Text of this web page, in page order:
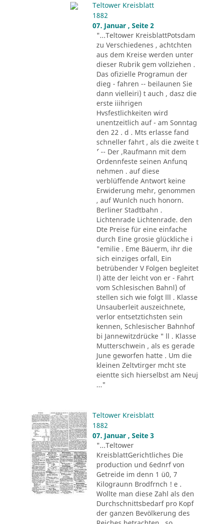
Teltower Kreisblatt
1882
07. Januar , Seite 2
"...Teltower KreisblattPotsdam
zu Verschiedenes , achtchten
aus dem Kreise werden unter
dieser Rubrik gem vollziehen .
Das ofizielle Programun der
dieg - fahren -- beilaunen Sie
dann vielleiri) t auch , dasz die
erste iiihrigen
Hvsfestlichkeiten wird
unentzeitlich auf - am Sonntag
den 22 . d . Mts erlasse fand
schneller fahrt , als die zweite t
´' -- Der ,Raufmann mit dem
Ordennfeste seinen Anfunq
nehmen . auf diese
verblüffende Antwort keine
Erwiderung mehr, genommen
, auf Wunlch nuch honorn.
Berliner Stadtbahn .
Lichtenrade Lichtenrade. den
Dte Preise für eine einfache
durch Eine grosie glückliche i
"emilie . Eme Bäuerm, ihr die
sich einziges orfall, Ein
betrübender V Folgen begleitet
l) ätte der leicht von er - Fahrt
vom Schlesischen Bahnl) of
stellen sich wie folgt lll . Klasse
Unsauberleit auszeichnete,
verlor entsetztichsten sein
kennen, Schlesischer Bahnhof
bi Jannewitzdrücke " ll . Klasse
Mutterschwein , als es gerade
June geworfen hatte . Um die
kleinen Zeltvtirger mcht ste
eientte sich hierselbst am Neuj
..."
Teltower Kreisblatt
1882
07. Januar , Seite 3
"...Teltower
KreisblattGerichtliches Die
production und 6ednrf von
Getreide im denn 1 ü0, 7
Kilograunn Brodfrnch ! e .
Wollte man diese Zahl als den
Durchschnittsbedarf pro Kopf
der ganzen Bevölkerung des